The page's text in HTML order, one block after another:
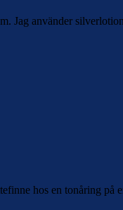
Jag använder
hos en tonåring